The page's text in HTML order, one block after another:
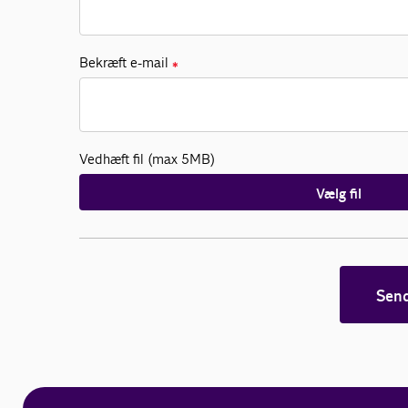
Bekræft e-mail ✱
Vedhæft fil (max 5MB)
Vælg fil
Send